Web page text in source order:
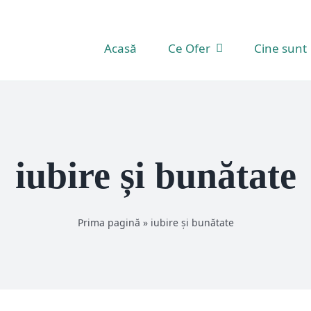
Acasă Ce Ofer Cine sunt
iubire și bunătate
Prima pagină » iubire și bunătate